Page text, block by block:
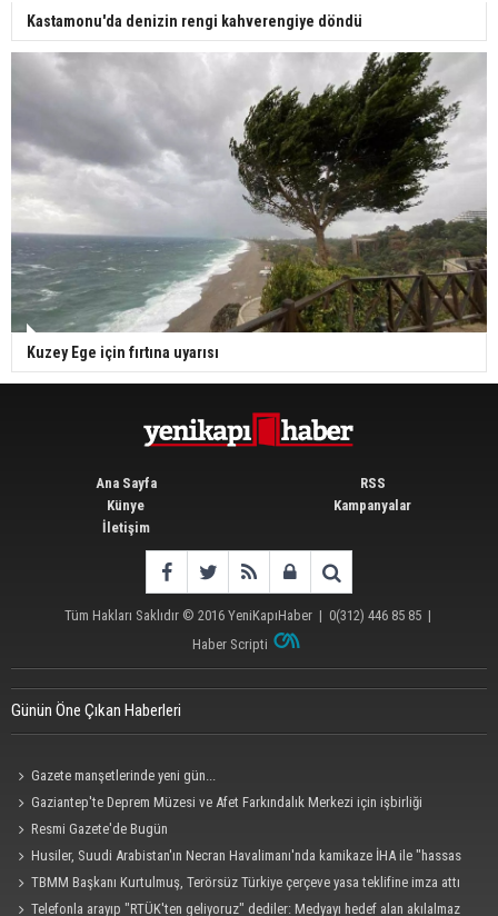
Kastamonu'da denizin rengi kahverengiye döndü
Kuzey Ege için fırtına uyarısı
Ana Sayfa
Künye
İletişim
RSS
Kampanyalar
Tüm Hakları Saklıdır © 2016 YeniKapıHaber| 0(312) 446 85 85|
Haber Scripti
Günün Öne Çıkan Haberleri
Gazete manşetlerinde yeni gün...
Gaziantep'te Deprem Müzesi ve Afet Farkındalık Merkezi için işbirliği
protokolü imzalandı
Resmi Gazete'de Bugün
Husiler, Suudi Arabistan'ın Necran Havalimanı'nda kamikaze İHA ile "hassas
bir hedefi" vurduklarını açıkladı
TBMM Başkanı Kurtulmuş, Terörsüz Türkiye çerçeve yasa teklifine imza attı
Telefonla arayıp "RTÜK'ten geliyoruz" dediler: Medyayı hedef alan akılalmaz